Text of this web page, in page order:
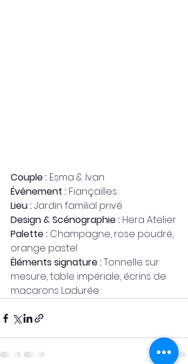
Couple : Esma & Ivan
Événement : Fiançailles
Lieu : Jardin familial privé
Design & Scénographie : Hera Atelier
Palette : Champagne, rose poudré,
orange pastel
Éléments signature : Tonnelle sur
mesure, table impériale, écrins de
macarons Ladurée